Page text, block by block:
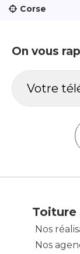
Corse
On vous
Toiture
Nos
Nos